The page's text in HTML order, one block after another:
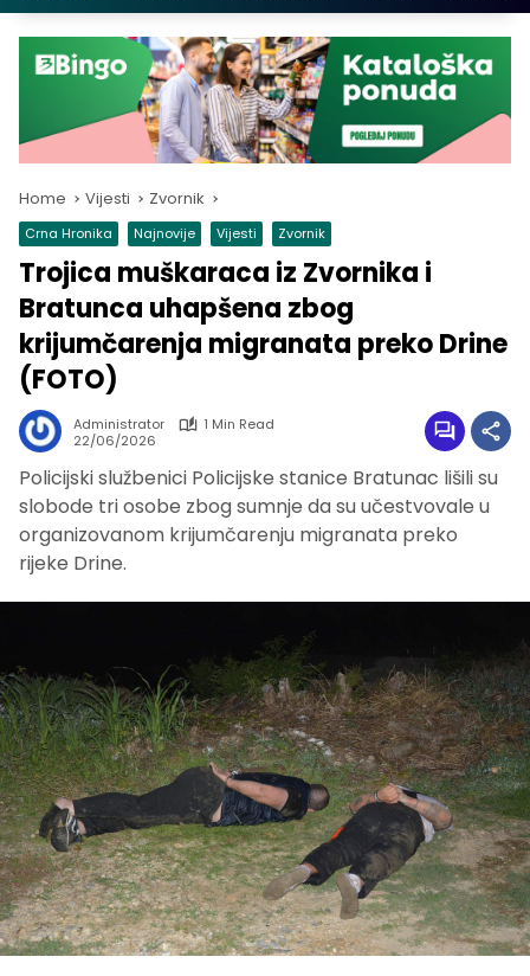
Home Vijesti Zvornik
Crna Hronika Najnovije Vijesti Zvornik
Trojica muškaraca iz Zvornika i
Bratunca uhapšena zbog
krijumčarenja migranata preko Drine
(FOTO)
Administrator
1 Min Read
22/06/2026
Policijski službenici Policijske stanice Bratunac lišili su
slobode tri osobe zbog sumnje da su učestvovale u
organizovanom krijumčarenju migranata preko
rijeke Drine.